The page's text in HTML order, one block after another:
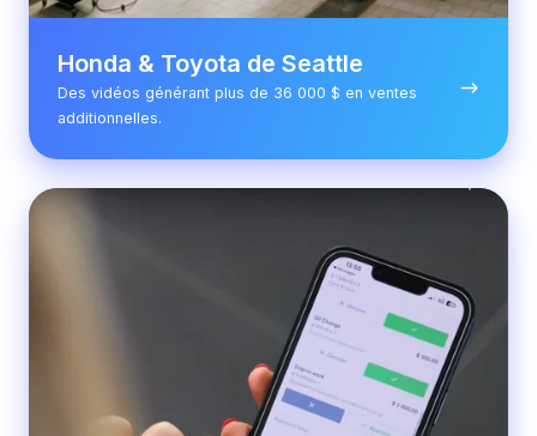
Honda & Toyota de Seattle
Des vidéos générant plus de 36 000 $ en ventes
additionnelles.
Porsche